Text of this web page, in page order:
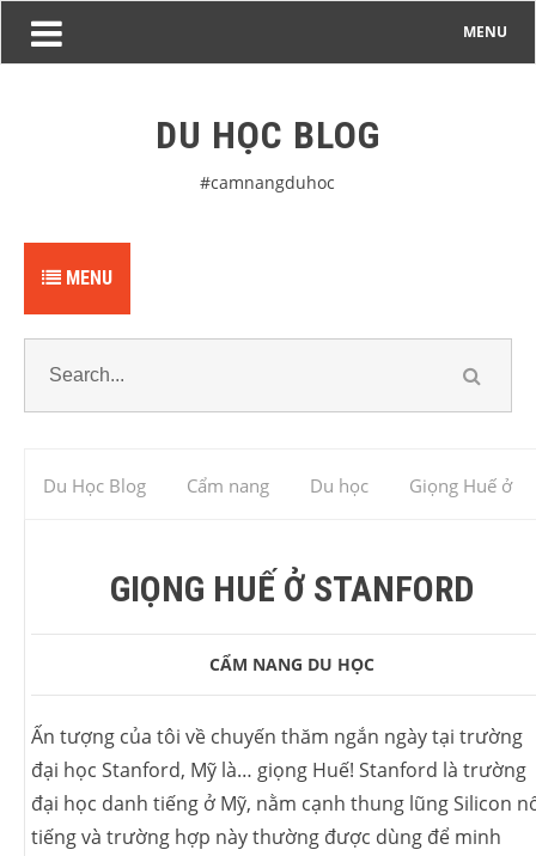
MENU
DU HỌC BLOG
#camnangduhoc
MENU
Du Học Blog Cẩm nang Du học
Giọng Huế ở
GIỌNG HUẾ Ở STANFORD
CẨM NANG DU HỌC
Ấn tượng của tôi về chuyến thăm ngắn ngày tại trường
đại học Stanford, Mỹ là… giọng Huế! Stanford là trường
đại học danh tiếng ở Mỹ, nằm cạnh thung lũng Silicon
tiếng và trường hợp này thường được dùng để minh